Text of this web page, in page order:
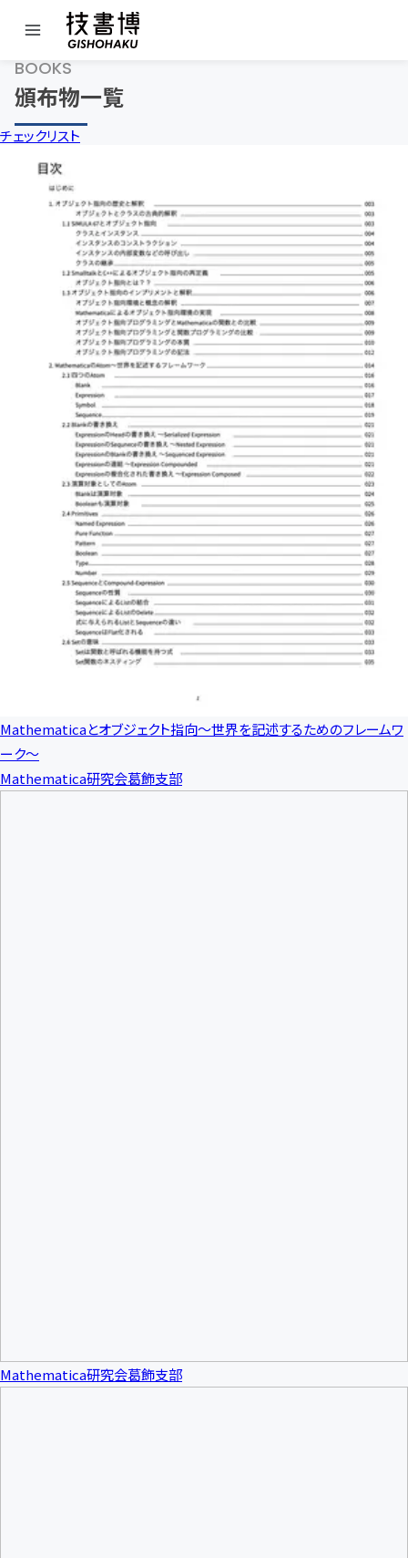
BOOKS
頒布物一覧
チェックリスト
Mathematicaとオブジェクト指向〜世界を記述するためのフレームワ
ーク〜
Mathematica研究会葛飾支部
Mathematica研究会葛飾支部